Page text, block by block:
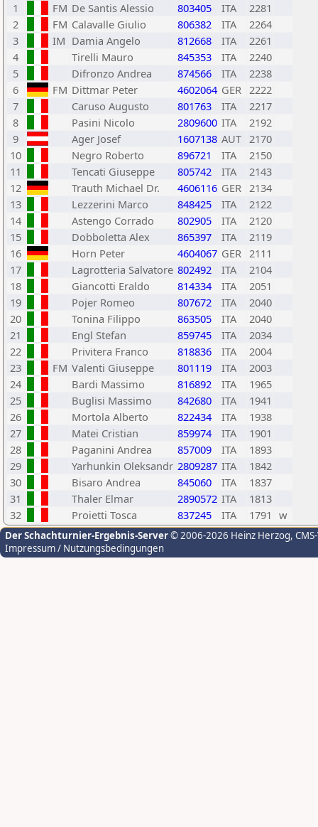
1
FM De Santis Alessio 803405 ITA
2281
2
FM Calavalle Giulio 806382 ITA
2264
3
IM Damia Angelo 812668 ITA
2261
4
Tirelli Mauro 845353 ITA
2240
5
Difronzo Andrea 874566 ITA
2238
6
FM Dittmar Peter 4602064 GER 2222
7
Caruso Augusto 801763 ITA
2217
8
Pasini Nicolo 2809600 ITA
2192
9
Ager Josef 1607138 AUT 2170
10
Negro Roberto 896721 ITA
2150
11
Tencati Giuseppe 805742 ITA
2143
12
Trauth Michael Dr. 4606116 GER 2134
13
Lezzerini Marco 848425 ITA
2122
14
Astengo Corrado 802905 ITA
2120
15
Dobboletta Alex 865397 ITA
2119
16
Horn Peter 4604067 GER 2111
17
Lagrotteria Salvatore 802492 ITA
2104
18
Giancotti Eraldo 814334 ITA
2051
19
Pojer Romeo 807672 ITA
2040
20
Tonina Filippo 863505 ITA
2040
21
Engl Stefan 859745 ITA
2034
22
Privitera Franco 818836 ITA
2004
23
FM Valenti Giuseppe 801119 ITA
2003
24
Bardi Massimo 816892 ITA
1965
25
Buglisi Massimo 842680 ITA
1941
26
Mortola Alberto 822434 ITA
1938
27
Matei Cristian 859974 ITA
1901
28
Paganini Andrea 857009 ITA
1893
29
Yarhunkin Oleksandr 2809287 ITA
1842
30
Bisaro Andrea 845060 ITA
1837
31
Thaler Elmar 2890572 ITA
1813
32
Proietti Tosca 837245 ITA 1791 w
Der Schachturnier-Ergebnis-Server© 2006-2026 Heinz Herzog,
Impressum / Nutzungsbedingungen